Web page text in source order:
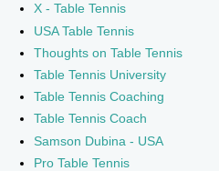
X - Table Tennis
USA Table Tennis
Thoughts on Table Tennis
Table Tennis University
Table Tennis Coaching
Table Tennis Coach
Samson Dubina - USA
Pro Table Tennis